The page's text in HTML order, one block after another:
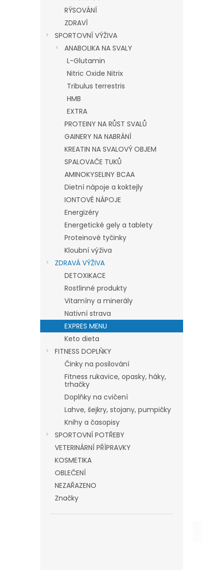
RÝSOVÁNÍ
ZDRAVÍ
SPORTOVNÍ VÝŽIVA
ANABOLIKA NA SVALY
L-Glutamin
Nitric Oxide Nitrix
Tribulus terrestris
HMB
EXTRA
PROTEINY NA RŮST SVALŮ
GAINERY NA NABRÁNÍ
KREATIN NA SVALOVÝ OBJEM
SPALOVAČE TUKŮ
AMINOKYSELINY BCAA
Dietní nápoje a koktejly
IONTOVÉ NÁPOJE
Energizéry
Energetické gely a tablety
Proteinové tyčinky
Kloubní výživa
ZDRAVÁ VÝŽIVA
DETOXIKACE
Rostlinné produkty
Vitamíny a minerály
Nativní strava
EXPRES MENU
Keto dieta
FITNESS DOPLŇKY
Činky na posilování
Fitness rukavice, opasky, háky,
trhačky
Doplňky na cvičení
Lahve, šejkry, stojany, pumpičky
Knihy a časopisy
SPORTOVNÍ POTŘEBY
VETERINÁRNÍ PŘÍPRAVKY
KOSMETIKA
OBLEČENÍ
NEZAŘAZENO
Značky